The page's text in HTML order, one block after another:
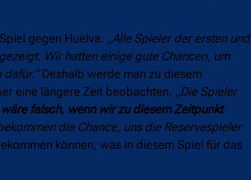
gegen Huelva. „Alle Spieler der ersten und
Wir hatten einige gute Chancen, um
dafür.“Deshalb werde man zu diesem
eine längere Zeit beobachten. „Die Spieler
wäre falsch, wenn wir zu diesem Zeitpunkt
die Chance, uns die Reservespieler
können, was in diesem Spiel für das